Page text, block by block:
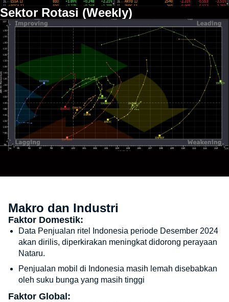
Sektor Rotasi (Weekly)
Makro dan Industri
Faktor Domestik:
Data Penjualan ritel Indonesia periode Desember 2024
akan dirilis, diperkirakan meningkat didorong perayaan
Nataru.
Penjualan mobil di Indonesia masih lemah disebabkan
oleh suku bunga yang masih tinggi
Faktor Global: